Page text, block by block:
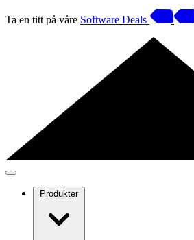
Ta en titt på våre Software Deals
Produkter